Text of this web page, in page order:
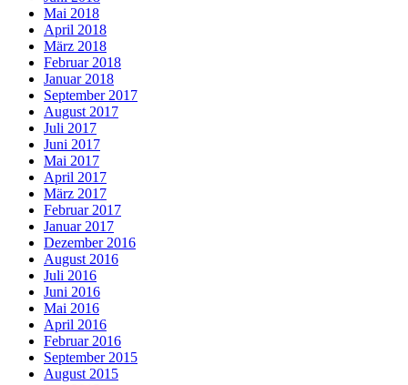
Mai 2018
April 2018
März 2018
Februar 2018
Januar 2018
September 2017
August 2017
Juli 2017
Juni 2017
Mai 2017
April 2017
März 2017
Februar 2017
Januar 2017
Dezember 2016
August 2016
Juli 2016
Juni 2016
Mai 2016
April 2016
Februar 2016
September 2015
August 2015